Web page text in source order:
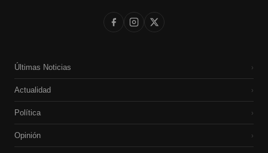
Últimas Noticias ›
Actualidad ›
Política ›
Opinión ›